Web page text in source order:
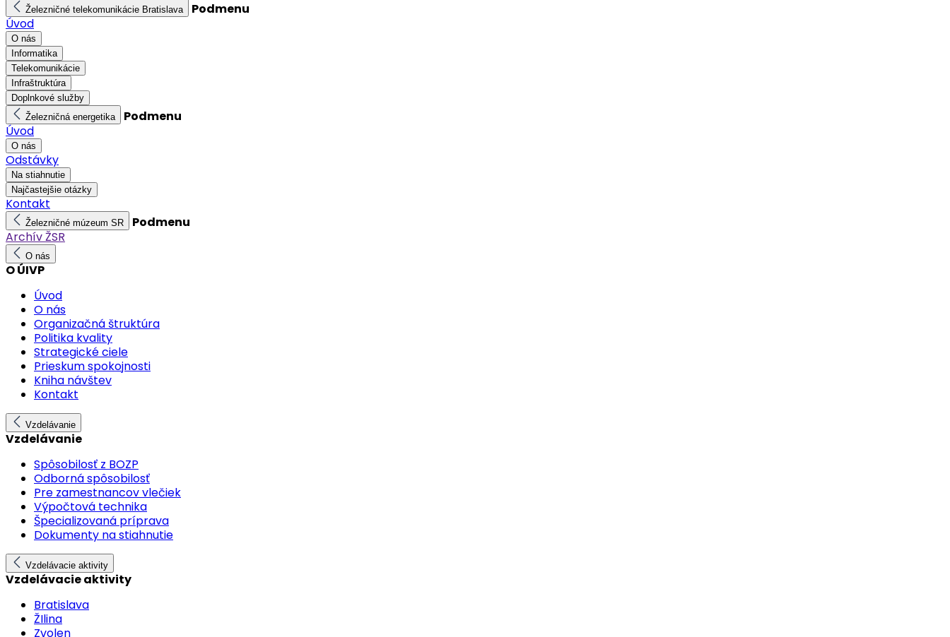
Železničné telekomunikácie Bratislava
Podmenu
Úvod
O nás
Informatika
Telekomunikácie
Infraštruktúra
Doplnkové služby
Železničná energetika
Podmenu
Úvod
O nás
Odstávky
Na stiahnutie
Najčastejšie otázky
Kontakt
Železničné múzeum SR
Podmenu
Archív ŽSR
O nás
O ÚIVP
Úvod
O nás
Organizačná štruktúra
Politika kvality
Strategické ciele
Prieskum spokojnosti
Kniha návštev
Kontakt
Vzdelávanie
Vzdelávanie
Spôsobilosť z BOZP
Odborná spôsobilosť
Pre zamestnancov vlečiek
Výpočtová technika
Špecializovaná príprava
Dokumenty na stiahnutie
Vzdelávacie aktivity
Vzdelávacie aktivity
Bratislava
ŽIlina
Zvolen